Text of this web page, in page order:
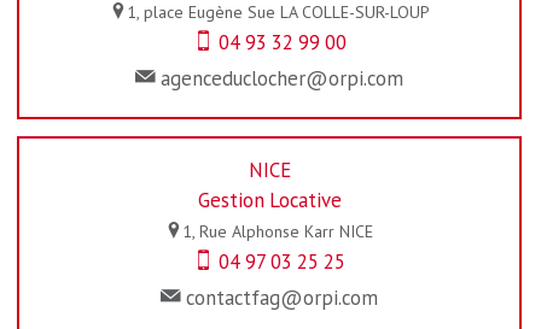
1, place Eugène Sue LA COLLE-SUR-LOUP
04 93 32 99 00
agenceduclocher@orpi.com
NICE
Gestion Locative
1, Rue Alphonse Karr NICE
04 97 03 25 25
contactfag@orpi.com